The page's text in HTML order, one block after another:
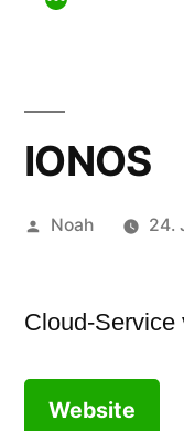
IONOS
Veröffentlicht
Noah 24.
Cloud-Service
Website